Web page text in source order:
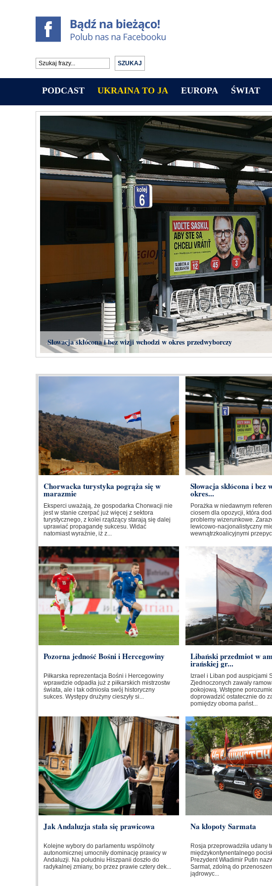
PODCAST UKRAINA TO JA EUROPA ŚWIAT
Słowacja skłócona i bez wizji wchodzi w okres przedwyborczy
Chorwacka turystyka pogrąża się w
marazmie
Eksperci uważają, że gospodarka Chorwacji nie
jest w stanie czerpać już więcej z sektora
turystycznego, z kolei rządzący starają się dalej
uprawiać propagandę sukcesu. Widać
natomiast wyraźnie, iż z...
Słowacja skłócona i bez
okres...
Porażka w niedawnym
ciosem dla opozycji, która
problemy wizerunkowe.
lewicowo-nacjonalistyczny
wewnątrzkoalicyjnymi
Pozorna jedność Bośni i Hercegowiny
Piłkarska reprezentacja Bośni i Hercegowiny
wprawdzie odpadła już z piłkarskich mistrzostw
świata, ale i tak odniosła swój historyczny
sukces. Występy drużyny cieszyły si...
Libański przedmiot w
irańskiej gr...
Izrael i Liban pod auspicjami
Zjednoczonych zawały
pokojową. Wstępne
doprowadzić ostatecznie do
pomiędzy oboma państ...
Jak Andaluzja stała się prawicowa
Kolejne wybory do parlamentu wspólnoty
autonomicznej umocniły dominację prawicy w
Andaluzji. Na południu Hiszpanii doszło do
radykalnej zmiany, bo przez prawie cztery dek...
Na kłopoty Sarmata
Rosja przeprowadziła udany
międzykontynentalnego
Prezydent Władimir Putin
Sarmat, zdolną do
jądrowyc...